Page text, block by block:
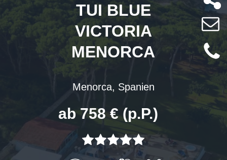
TUI BLUE
VICTORIA
MENORCA
Menorca, Spanien
ab 758 € (p.P.)